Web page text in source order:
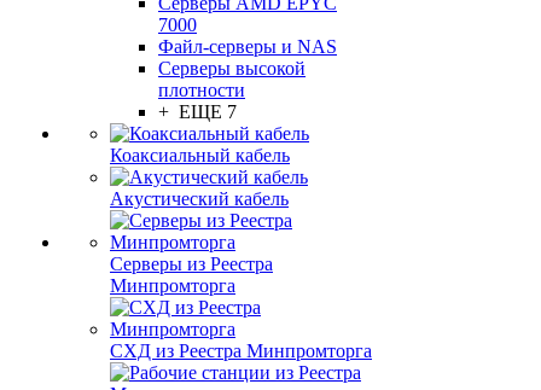
7000
Файл-серверы и NAS
Серверы высокой
плотности
+ ЕЩЕ 7
Коаксиальный кабель
Акустический кабель
Серверы из Реестра
Минпромторга
СХД из Реестра Минпромторга